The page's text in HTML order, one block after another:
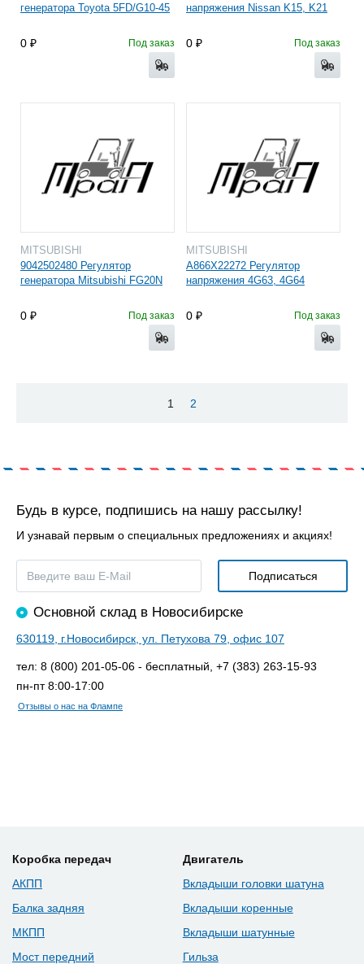
генератора Toyota 5FD/G10-45
0 Под заказ
напряжения Nissan K15, K21
0 Под заказ
MITSUBISHI
9042502480 Регулятор
генератора Mitsubishi FG20N
0 Под заказ
MITSUBISHI
A866X22272 Регулятор
напряжения 4G63, 4G64
0 Под заказ
1 2
Будь в курсе, подпишись на нашу рассылку!
И узнавай первым о специальных предложениях и акциях!
Основной склад в Новосибирске
630119, г.Новосибирск, ул. Петухова 79, офис 107
тел: 8 (800) 201-05-06 - бесплатный, +7 (383) 263-15-93
пн-пт 8:00-17:00
Отзывы о нас на Флампе
Коробка передач
АКПП
Балка задняя
МКПП
Мост передний
Двигатель
Вкладыши головки шатуна
Вкладыши коренные
Вкладыши шатунные
Гильза